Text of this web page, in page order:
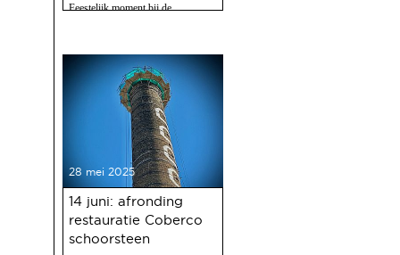
Feestelijk moment bij de
28 mei 2025
14 juni: afronding
restauratie Coberco
schoorsteen